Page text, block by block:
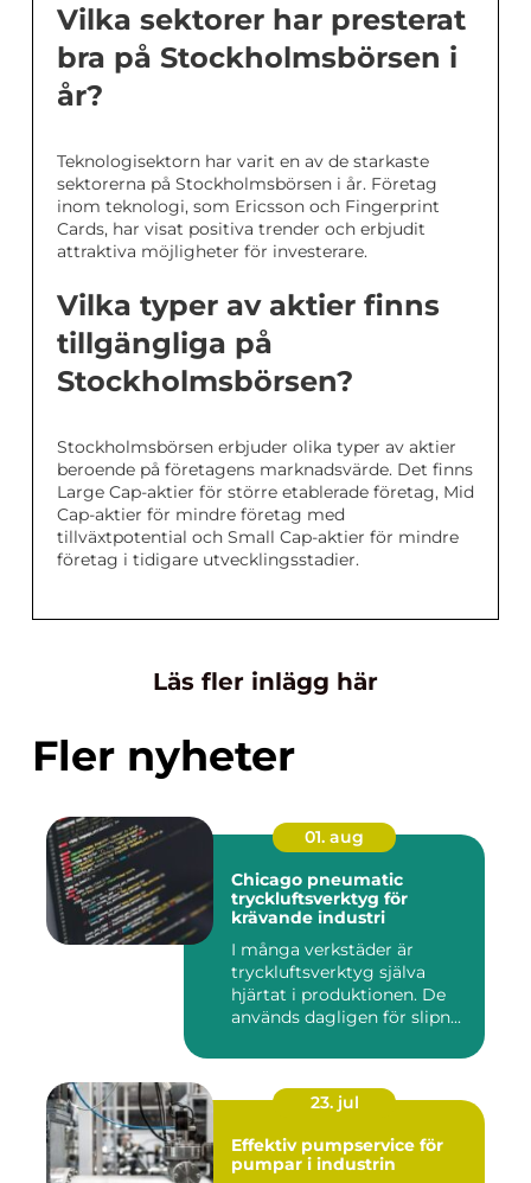
Vilka sektorer har presterat
bra på Stockholmsbörsen i
år?
Teknologisektorn har varit en av de starkaste
sektorerna på Stockholmsbörsen i år. Företag
inom teknologi, som Ericsson och Fingerprint
Cards, har visat positiva trender och erbjudit
attraktiva möjligheter för investerare.
Vilka typer av aktier finns
tillgängliga på
Stockholmsbörsen?
Stockholmsbörsen erbjuder olika typer av aktier
beroende på företagens marknadsvärde. Det finns
Large Cap-aktier för större etablerade företag, Mid
Cap-aktier för mindre företag med
tillväxtpotential och Small Cap-aktier för mindre
företag i tidigare utvecklingsstadier.
Läs fler inlägg här
Fler nyheter
01. aug
Chicago pneumatic
tryckluftsverktyg för
krävande industri
I många verkstäder är
tryckluftsverktyg själva
hjärtat i produktionen. De
används dagligen för slipn...
23. jul
Effektiv pumpservice för
pumpar i industrin